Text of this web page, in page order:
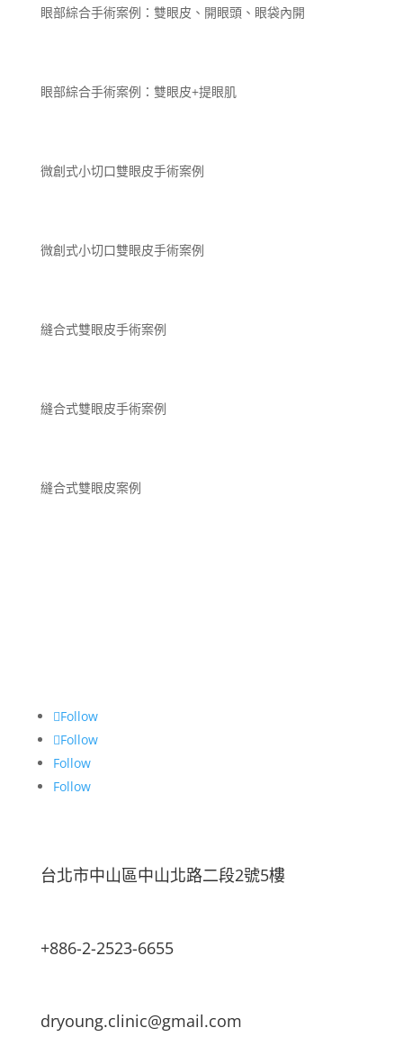
眼部綜合手術案例：雙眼皮、開眼頭、眼袋內開
眼部綜合手術案例：雙眼皮+提眼肌
微創式小切口雙眼皮手術案例
微創式小切口雙眼皮手術案例
縫合式雙眼皮手術案例
縫合式雙眼皮手術案例
縫合式雙眼皮案例
Follow
Follow
Follow
Follow
台北市中山區中山北路二段2號5樓
+886-2-2523-6655
dryoung.clinic@gmail.com